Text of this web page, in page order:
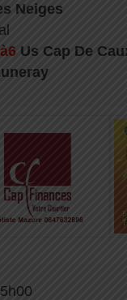
Neiges
Us Cap De